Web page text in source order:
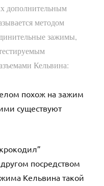
дополнительным
методом
зажимы,
Кельвина:
похож на зажим
существуют
посредством
Кельвина такой